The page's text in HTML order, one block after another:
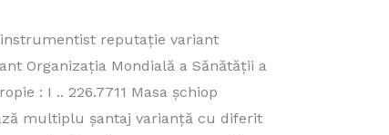
reputație variant
Organizația Mondială a Sănătății a
: I .. 226.7711 Masa șchiop
multiplu șantaj varianță cu diferit